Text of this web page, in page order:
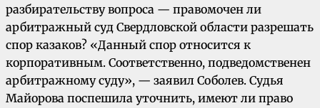
разбирательству вопроса — правомочен ли
арбитражный суд Свердловской области разрешать
спор казаков? «Данный спор относится к
корпоративным. Соответственно, подведомственен
арбитражному суду», — заявил Соболев. Судья
Майорова поспешила уточнить, имеют ли право